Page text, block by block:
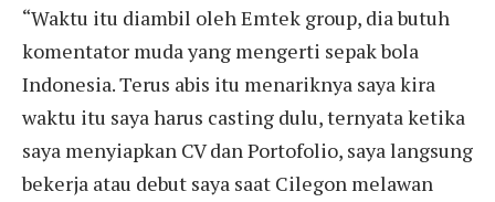
“Waktu itu diambil oleh Emtek group, dia butuh
komentator muda yang mengerti sepak bola
Indonesia. Terus abis itu menariknya saya kira
waktu itu saya harus casting dulu, ternyata ketika
saya menyiapkan CV dan Portofolio, saya langsung
bekerja atau debut saya saat Cilegon melawan